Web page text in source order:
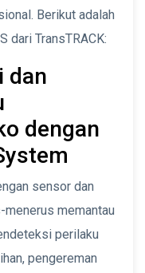
Berikut adalah
dari TransTRACK:
dan
dengan
sensor dan
memantau
perilaku
pengereman